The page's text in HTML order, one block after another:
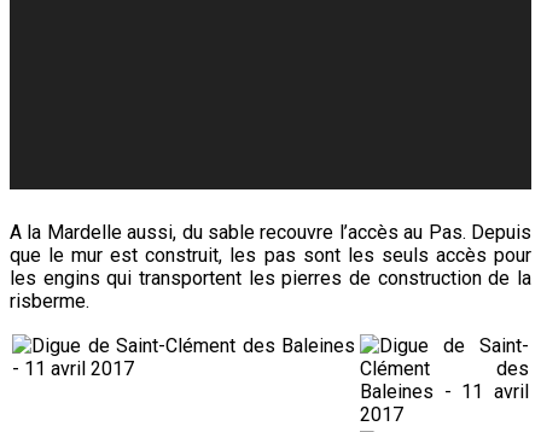
A la Mardelle aussi, du sable recouvre l’accès au Pas. Depuis
que le mur est construit, les pas sont les seuls accès pour
les engins qui transportent les pierres de construction de la
risberme.